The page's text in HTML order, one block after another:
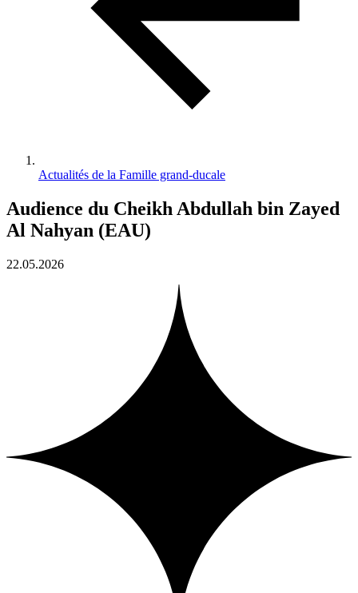
Actualités de la Famille grand-ducale
Audience du Cheikh Abdullah bin Zayed
Al Nahyan (EAU)
22.05.2026